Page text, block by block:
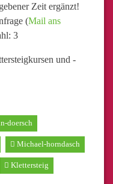
Zeit ergänzt!
(Mail ans
3
und -
doersch
Michael-horndasch
Klettersteig